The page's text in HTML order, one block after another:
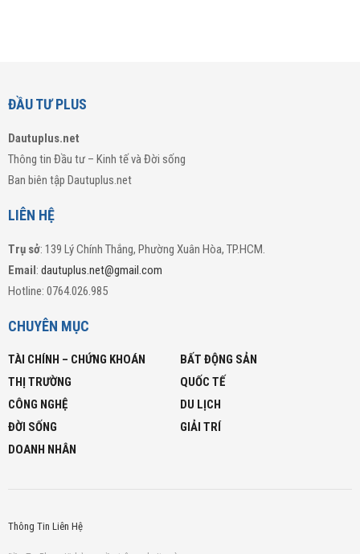
ĐẦU TƯ PLUS
Dautuplus.net
Thông tin Đầu tư – Kinh tế và Đời sống
Ban biên tập Dautuplus.net
LIÊN HỆ
Trụ sở: 139 Lý Chính Thắng, Phường Xuân Hòa, TP.HCM.
Email : dautuplus.net@gmail.com
Hotline: 0764.026.985
CHUYÊN MỤC
TÀI CHÍNH – CHỨNG KHOÁN
BẤT ĐỘNG SẢN
THỊ TRƯỜNG
QUỐC TẾ
CÔNG NGHỆ
DU LỊCH
ĐỜI SỐNG
GIẢI TRÍ
DOANH NHÂN
Thông Tin Liên Hệ